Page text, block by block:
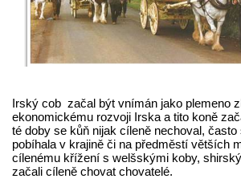
Irský cob začal být vnímán jako plemeno
ekonomickému rozvoji Irska a tito koně
té doby se kůň nijak cíleně nechoval,
pobíhala v krajině či na předměstí větších
cílenému křížení s welšskými koby,
začali cíleně chovat chovatelé.